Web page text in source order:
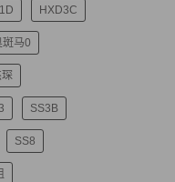
HXD3C
斑马0
琛
SS3B
SS8